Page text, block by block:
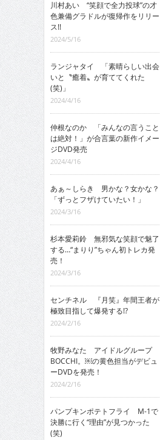
川村あい “笑顔で全力投球”の才
色兼備グラドルが復帰作をリリー
ス!!
2024/5/16
ランジャタイ 「素晴らしい出会
いと〝癒着〟が育ててくれた
(笑)」
2024/4/16
仲根なのか 「みんなの言うこと
は絶対！」が合言葉の新作イメー
ジDVD発売
2024/4/16
あぁ～しらき 男かな？女かな？
「ずっとフザけていたい！」
2024/3/16
杉本愛莉鈴 無邪気な笑顔で魅了
する…“まりり”ちゃん初トレカ発
売！
2024/3/16
センチネル 『月笑』年間王者が
極致目指して爆発する!?
2024/2/16
牧野みなた アイドルグループ
BOCCHI。￼の黄色担当がデビュ
ーDVDを発売！
2024/2/16
パンプキンポテトフライ M-1で
決勝に行く“理由”が見つかった
(笑)